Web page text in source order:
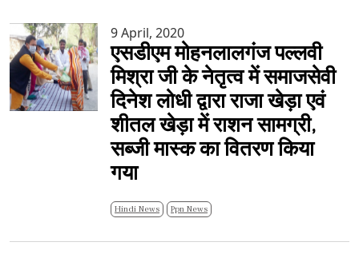
9 April, 2020
एसडीएम मोहनलालगंज पल्लवी
मिश्रा जी के नेतृत्व में समाजसेवी
दिनेश लोधी द्वारा राजा खेड़ा एवं
शीतल खेड़ा में राशन सामग्री,
सब्जी मास्क का वितरण किया
गया
Hindi News Ppn News